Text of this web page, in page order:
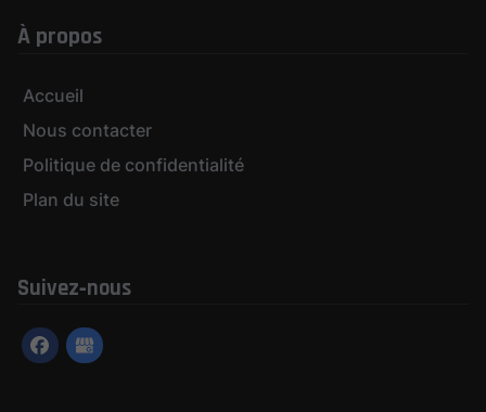
À propos
Accueil
Nous contacter
Politique de confidentialité
Plan du site
Suivez‑nous